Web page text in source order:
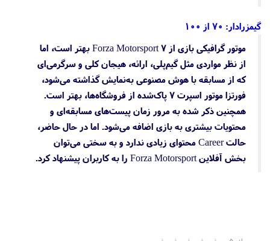
گیمزرادار: ۷۰ از ۱۰۰
موتور گرافیکی بازی از Forza Motorsport 7 بهتر است، اما
از نظر مواردی مثل گیم‌پلی، ارائه، هیجان کلی و سرگرمی‌ای
که از مسابقه با هوش مصنوعی به‌نمایش گذاشته می‌شود،
فورتزا موتور اسپرت ۷ پاک‌شده از فروشگاه‌ها، بهتر است.
همچنین ذکر شده به مرور زمان پیست‌های مسابقه‌ای و
محتویات بیشتری به بازی اضافه می‌شود. اما در حال حاضر،
حالت Career محتوای زیادی ندارد و به سختی می‌توان
بخش آفلاین Forza Motorsport را به کاربران پیشنهاد کرد.